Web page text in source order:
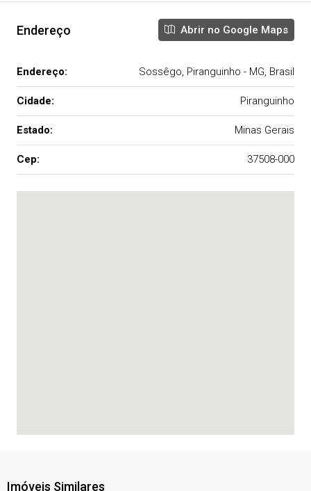
Endereço Abrir no Google Maps
Endereço: Sossêgo, Piranguinho - MG, Brasil
Cidade: Piranguinho
Estado: Minas Gerais
Cep: 37508-000
Imóveis Similares